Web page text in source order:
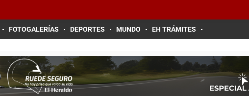
FOTOGALERÍAS DEPORTES MUNDO EH TRÁMITES